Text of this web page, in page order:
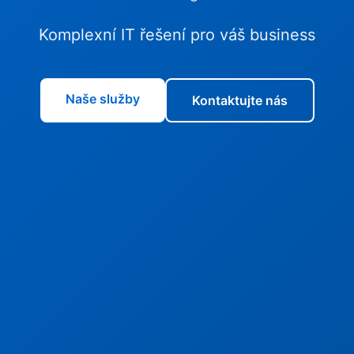
Komplexní IT řešení pro váš business
Naše služby Kontaktujte nás